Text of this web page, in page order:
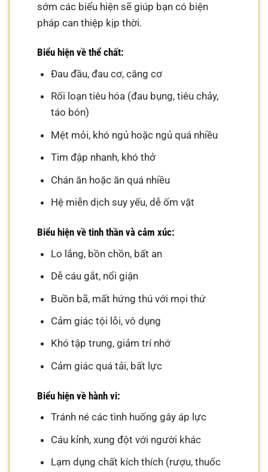
sớm các biểu hiện sẽ giúp bạn có biện
pháp can thiệp kịp thời.
Biểu hiện về thể chất:
Đau đầu, đau cơ, căng cơ
Rối loạn tiêu hóa (đau bụng, tiêu chảy,
táo bón)
Mệt mỏi, khó ngủ hoặc ngủ quá nhiều
Tim đập nhanh, khó thở
Chán ăn hoặc ăn quá nhiều
Hệ miễn dịch suy yếu, dễ ốm vặt
Biểu hiện về tinh thần và cảm xúc:
Lo lắng, bồn chồn, bất an
Dễ cáu gắt, nổi giận
Buồn bã, mất hứng thú với mọi thứ
Cảm giác tội lỗi, vô dụng
Khó tập trung, giảm trí nhớ
Cảm giác quá tải, bất lực
Biểu hiện về hành vi:
Tránh né các tình huống gây áp lực
Cáu kỉnh, xung đột với người khác
Lạm dụng chất kích thích (rượu, thuốc